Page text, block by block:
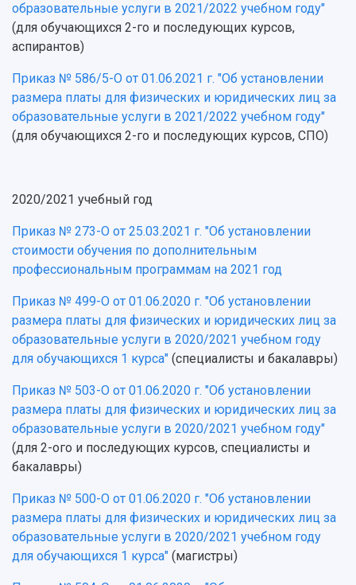
образовательные услуги в 2021/2022 учебном году"
(для обучающихся 2-го и последующих курсов,
аспирантов)
Приказ № 586/5-О от 01.06.2021 г. "Об установлении
размера платы для физических и юридических лиц за
образовательные услуги в 2021/2022 учебном году"
(для обучающихся 2-го и последующих курсов, СПО)
2020/2021 учебный год
Приказ № 273-О от 25.03.2021 г. "Об установлении
стоимости обучения по дополнительным
профессиональным программам на 2021 год
Приказ № 499-О от 01.06.2020 г. "Об установлении
размера платы для физических и юридических лиц за
образовательные услуги в 2020/2021 учебном году
для обучающихся 1 курса" (специалисты и бакалавры)
Приказ № 503-О от 01.06.2020 г. "Об установлении
размера платы для физических и юридических лиц за
образовательные услуги в 2020/2021 учебном году"
(для 2-ого и последующих курсов, специалисты и
бакалавры)
Приказ № 500-О от 01.06.2020 г. "Об установлении
размера платы для физических и юридических лиц за
образовательные услуги в 2020/2021 учебном году
для обучающихся 1 курса" (магистры)